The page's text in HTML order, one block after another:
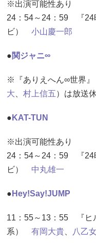
※出演可能性あり
24：54～24：59 『24
ビ） 小山慶一郎
●関ジャニ∞
※『ありえへん∞世界』
大
村上信五）は放送休
● KAT-TUN
※出演可能性あり
24：54～24：59 『24
ビ） 中丸雄一
● Hey!Say!JUMP
11：55～13：55 『ヒ
系） 有岡大貴 八乙